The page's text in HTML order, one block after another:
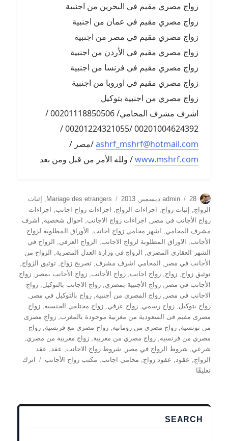
زواج مصري مقيم في البحرين من اجنبية
زواج مصري مقيم في عمان من اجنبية
زواج مصري مقيم في مصر من اجنبية
زواج مصري مقيم في الأردن من اجنبية
زواج مصري مقيم في فرنسا من اجنبية
زواج مصري مقيم في اوروبا من اجنبية
زواج مصري من اجنبية بتوكيل
اشرف مشرف المحامي/ 00201118850506 /
00201004624392 /00201224321055 /
ashrf_mshrf@hotmail.com/مصر /
www.mshrf.com/ ولله الأمر من قبل ومن بعد
الكاتبadmin
نُشرت
في
28 ديسمبر, 2013 التصنيفات
Mariage des etrangers
, إثبات
الزواج, إثبات زواج, اجراءات الزواج, اجراءات زواج اجانب,
اجراءات
زواج الأجانب في مصر , اجراءات زواج الاجانب, احوال شخصية,
اشرف
مشرف المحامي, اشهر محامي زواج اجانب,
الأوراق المطلوبة لزواج
الأجانب, الاوراق المطلوبة لزواج الاجانب, الزواج العرفي,
الزواج في
الشهر العقاري المصري, الزواج في وزارة العدل المصرية,
الزواج من
الأجانب في مصر , المحامي اشرف مشرف,تصريح زواج,توثيق الزواج,
توثيق زواج,زواج,زواج اجانب,زواج الأجانب,زواج الأجانب بمصر ,زواج
الأجانب في مصر ,زواج الأجنبية بمصري,زواج الاجانب بالتوكيل,زواج
الاجانب فى مصر ,زواج المصري من أجنبية,زواج بالتوكيل في مصر ,
زواج بتوكيل,زواج رسمي,زواج عرفي,زواج مختلفي الجنسية,زواج
مصرى مقيم فى السعودية من مغربية موجودة بالمغرب,زواج مصرى
من تونسية,زواج مصرى من رومانيه,زواج مصري مع فرنسية,زواج
مصري من فرنسية,زواج مصري من مغربية,زواج مغربية من مصري,
شرعي, شروط الزواج في مصر , شروط زواج الاجانب, عقد, عقد
الزواج, عقود, عقود زواج, محامي اجانب, مكتب زواج الأجانب
اترك
تعليقًا
SEARCH